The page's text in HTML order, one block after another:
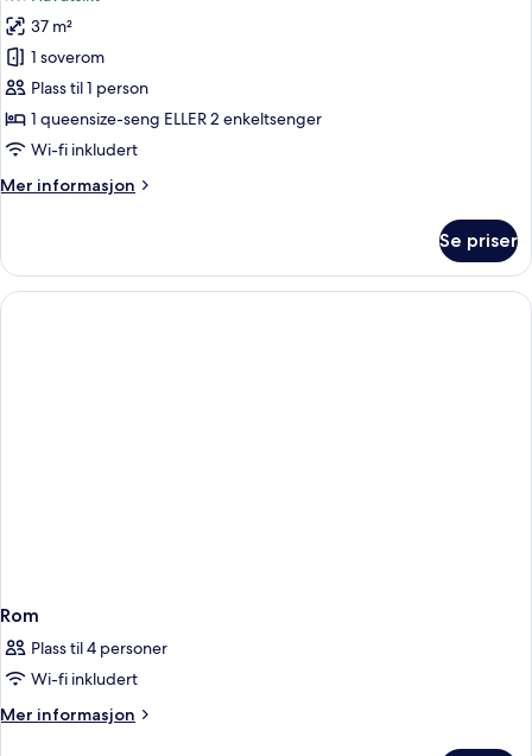
av
Rom
–
deluxe,
terrasse,
(single)
37 m²
1 soverom
Plass til 1 person
1 queensize-seng ELLER 2 enkeltsenger
Wi-fi inkludert
Mer informasjon
Mer
–
deluxe,
terrasse,
Se priser
Rom
Plass til 4 personer
Wi-fi inkludert
Mer informasjon
Mer